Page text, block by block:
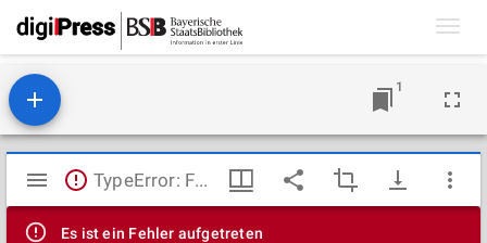
1
Mirador
Viewer
TypeError: Failed to fetch
Es ist ein Fehler aufgetreten